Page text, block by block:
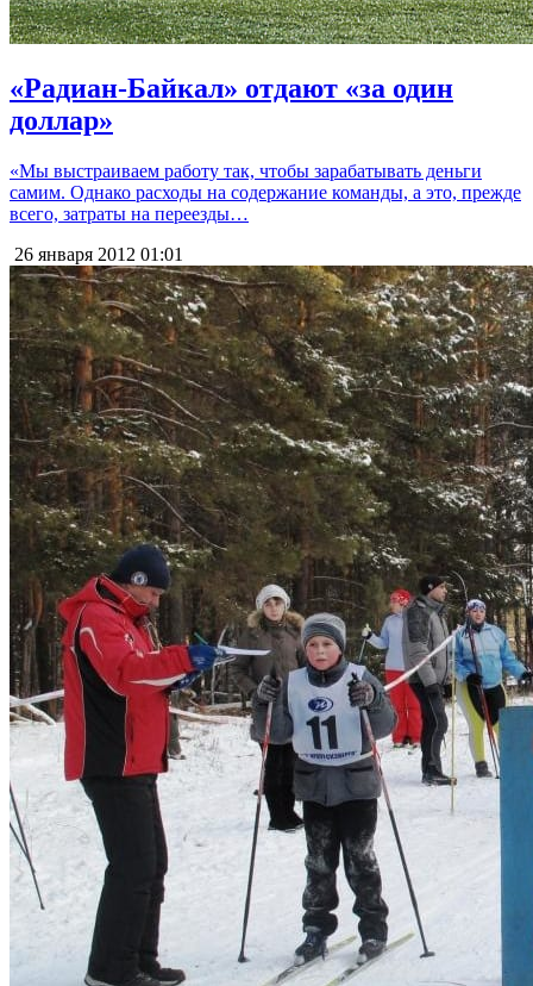
«Радиан-Байкал» отдают «за один
доллар»
«Мы выстраиваем работу так, чтобы зарабатывать деньги
самим. Однако расходы на содержание команды, а это, прежде
всего, затраты на переезды…
26 января 2012 01:01